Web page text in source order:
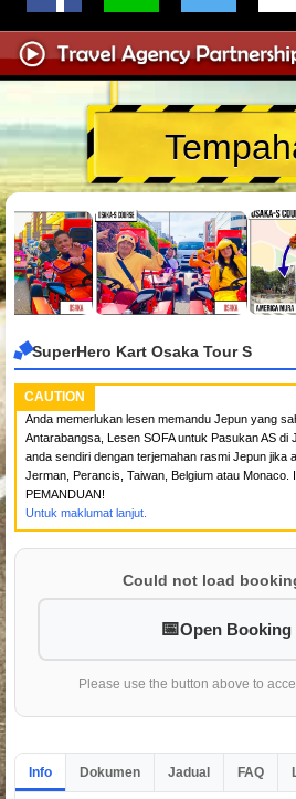
SuperHero Kart Osaka Tour S
CAUTION
Anda memerlukan lesen memandu Jepun yang
Antarabangsa, Lesen SOFA untuk Pasukan AS di
anda sendiri dengan terjemahan rasmi Jepun jika
Jerman, Perancis, Taiwan, Belgium atau Monaco.
PEMANDUAN!
Untuk maklumat lanjut.
Could not load
Open Booking
Please use the button above to
Info Dokumen Jadual FAQ